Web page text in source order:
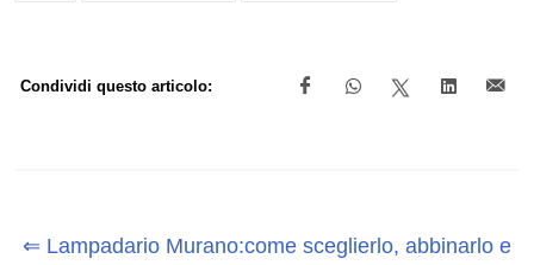
Condividi questo articolo:
⇐ Lampadario Murano:come sceglierlo, abbinarlo e